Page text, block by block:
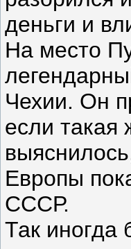
деньги и
На место
Чехии. Он
если такая
Европы
СССР.
Так иногда